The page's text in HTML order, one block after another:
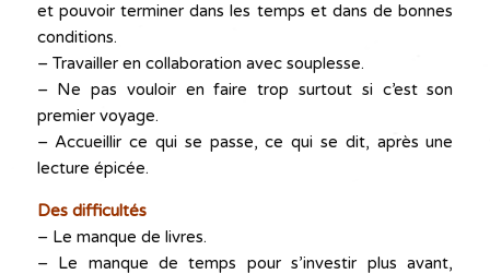
et pouvoir terminer dans les temps et dans de bonnes
conditions.
– Travailler en collaboration avec souplesse.
– Ne pas vouloir en faire trop surtout si c’est son
premier voyage.
– Accueillir ce qui se passe, ce qui se dit, après une
lecture épicée.
Des difficultés
– Le manque de livres.
– Le manque de temps pour s’investir plus avant,